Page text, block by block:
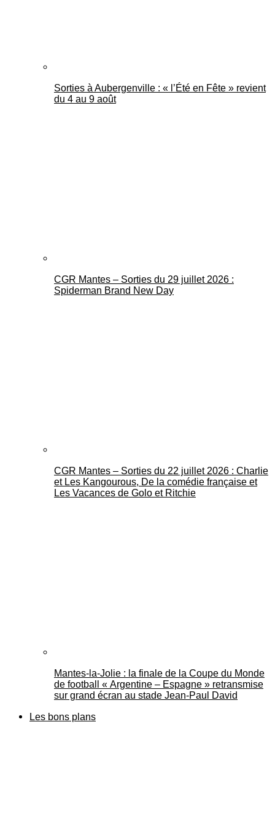
Sorties à Aubergenville : « l’Été en Fête » revient
du 4 au 9 août
CGR Mantes – Sorties du 29 juillet 2026 :
Spiderman Brand New Day
CGR Mantes – Sorties du 22 juillet 2026 : Charlie
et Les Kangourous, De la comédie française et
Les Vacances de Golo et Ritchie
Mantes-la-Jolie : la finale de la Coupe du Monde
de football « Argentine – Espagne » retransmise
sur grand écran au stade Jean-Paul David
Les bons plans